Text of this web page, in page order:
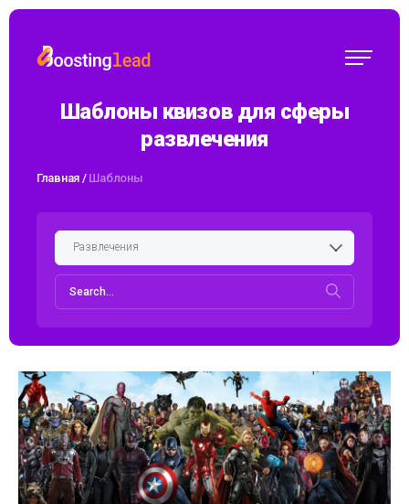
Шаблоны квизов для сферы
развлечения
Главная / Шаблоны